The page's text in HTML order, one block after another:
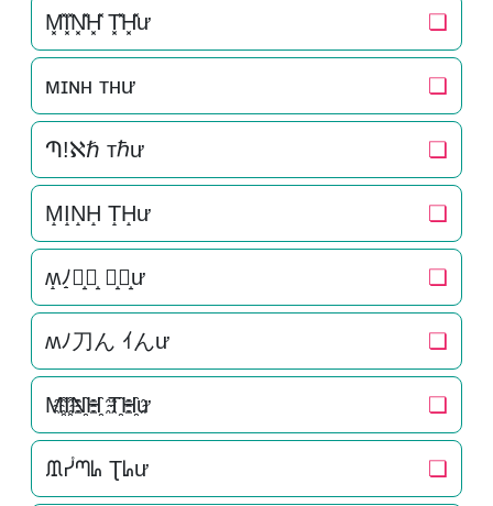
M͓̽I͓̽N͓̽H͓̽ T͓̽H͓̽ư ❏
ᴍɪɴʜ ᴛʜư ❏
Պ!ℵℏ тℏư ❏
M̝I̝N̝H̝ T̝H̝ư ❏
ʍ̝ﾉ̝刀̝ん̝ ｲ̝ん̝ư ❏
ʍﾉ刀ん ｲんư ❏
M҈I҈N҈H҈ T҈H҈ư ❏
ᙢᓮᘉᖺ Ʈᖺư ❏